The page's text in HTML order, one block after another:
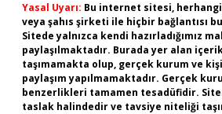
Yasal Uyarı: Bu internet sitesi,
veya şahıs şirketi ile hiçbir bağlantısı
Sitede yalnızca kendi hazırladığımız
paylaşılmaktadır. Burada yer alan
taşımamakta olup, gerçek kurum ve
paylaşım yapılmamaktadır. Gerçek
benzerlikleri tamamen tesadüfidir.
taslak halindedir ve tavsiye niteliği